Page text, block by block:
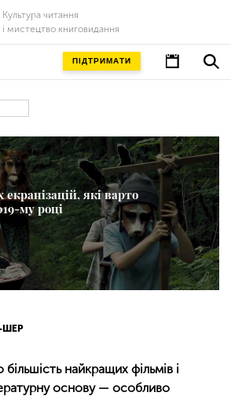
Культура читання
і мистецтво книговидання
ПІДТРИМАТИ
які варто
му році
ШЕР
найкращих фільмів і
основу — особливо